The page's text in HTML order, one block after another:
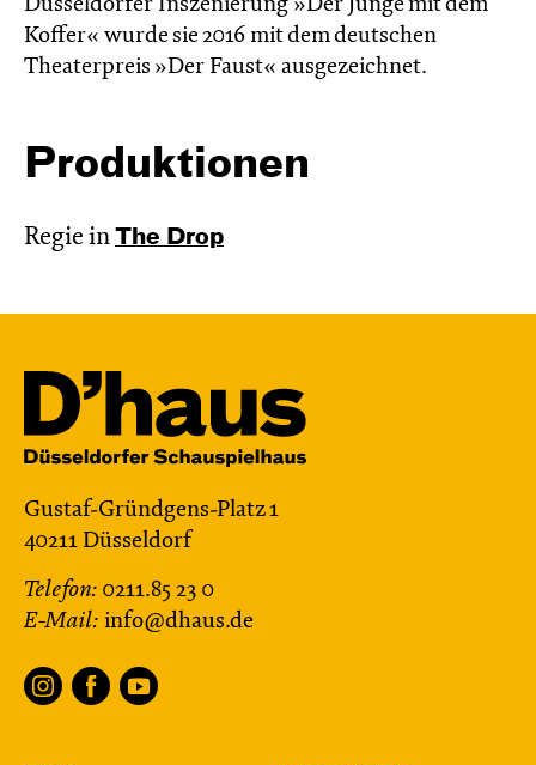
Düsseldorfer Inszenierung »Der Junge mit dem
Koffer« wurde sie 2016 mit dem deutschen
Theaterpreis »Der Faust« ausgezeichnet.
Produktionen
Regie in The Drop
Gustaf-Gründgens-Platz 1
40211 Düsseldorf
Telefon: 0211.85 23 0
E-Mail: info@dhaus.de